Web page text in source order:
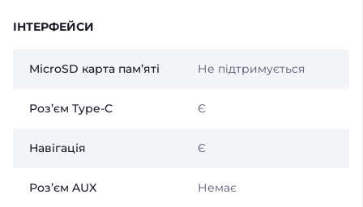
ІНТЕРФЕЙСИ
MicroSD карта памʼяті Не підтримується
Розʼєм Type-C Є
Навігація Є
Розʼєм AUX Немає